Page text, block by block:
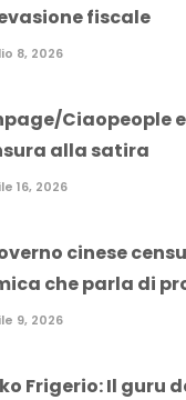
fiscale
8, 2026
Ciaopeople
alla satira
16, 2026
cinese
che parla di
9, 2026
Frigerio: Il guru